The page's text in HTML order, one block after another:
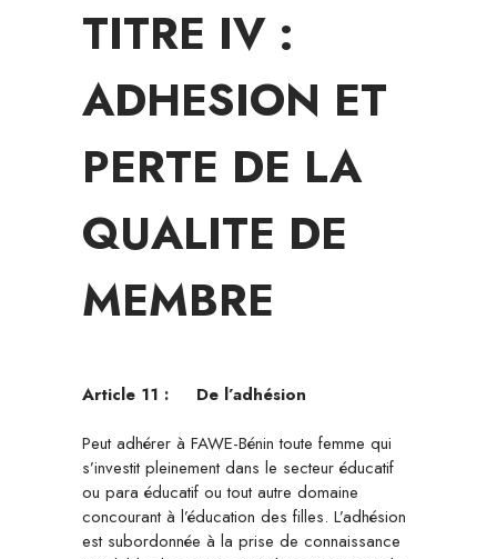
TITRE IV :
ADHESION ET
PERTE DE LA
QUALITE DE
MEMBRE
Article 11 :
De l’adhésion
Peut adhérer à FAWE-Bénin toute femme qui
s’investit pleinement dans le secteur éducatif
ou para éducatif ou tout autre domaine
concourant à l’éducation des filles. L’adhésion
est subordonnée à la prise de connaissance